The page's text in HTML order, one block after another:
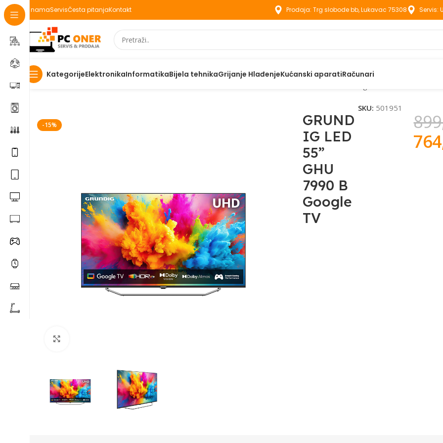
O namaServisČesta pitanjaKontakt Prodaja: Trg slobode bb, Lukavac 75308 Servis:
KategorijeElektronikaInformatikaBijela tehnikaGrijanje HlađenjeKućanski aparatiRačunari
Početna
-15%
GRUND
IG LED
55”
GHU
7990 B
Google
TV
SKU: 501951